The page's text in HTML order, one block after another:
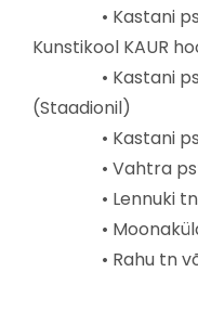
• Kastani pst
Kunstikool KAUR
• Kastani pst
(Staadionil)
• Kastani pst
• Vahtra pst
• Lennuki tn
• Moonaküla
• Rahu tn